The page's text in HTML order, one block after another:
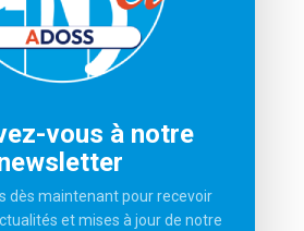
vous à notre
dès maintenant pour recevoir
et mises à jour de notre